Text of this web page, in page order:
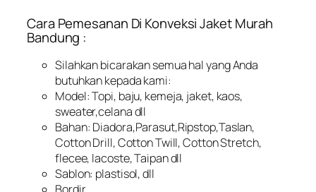
Cara Pemesanan Di Konveksi Jaket Murah
Bandung :
Silahkan bicarakan semua hal yang Anda
butuhkan kepada kami:
Model: Topi, baju, kemeja, jaket, kaos,
sweater,celana dll
Bahan: Diadora,Parasut,Ripstop,Taslan,
Cotton Drill, Cotton Twill, Cotton Stretch,
flecee, lacoste, Taipan dll
Sablon: plastisol, dll